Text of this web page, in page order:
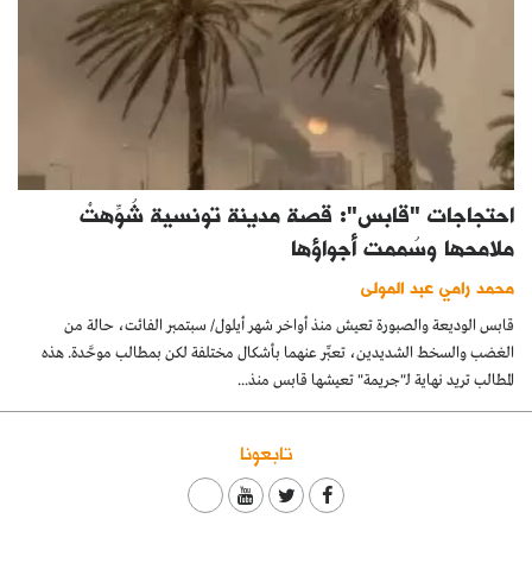
احتجاجات "قابس": قصة مدينة تونسية شُوِّهتْ
ملامحها وسُممت أجواؤها
محمد رامي عبد المولى
قابس الوديعة والصبورة تعيش منذ أواخر شهر أيلول/ سبتمبر الفائت، حالة من
الغضب والسخط الشديدين، تعبِّر عنهما بأشكال مختلفة لكن بمطالب موحَّدة. هذه
المطالب تريد نهاية لـ"جريمة" تعيشها قابس منذ...
تابعونا